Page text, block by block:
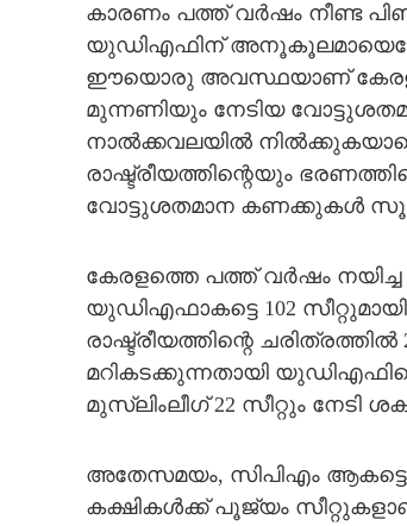
CONTACT USകാരണം പത്ത് വര്‍ഷം നീണ്ട
യുഡിഎഫിന്
ഈയൊരു അവസ്ഥയാണ്
മുന്നണിയും നേടിയ
നാല്‍ക്കവലയില്‍
രാഷ്ട്രീയത്തിന്റെയും
വോട്ടുശതമാന കണക്കുകള്‍
കേരളത്തെ പത്ത് വര്‍ഷം
യുഡിഎഫാകട്ടെ 102
രാഷ്ട്രീയത്തിന്റെ
മറികടക്കുന്നതായി
മുസ്ലിംലീഗ് 22 സീറ്റും നേടി
അതേസമയം, സിപിഎം ആകട്ടെ
കക്ഷികള്‍ക്ക് പൂജ്യം